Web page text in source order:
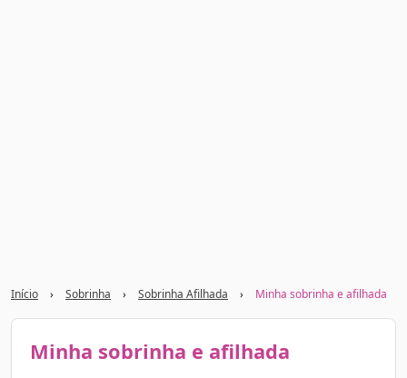
Início › Sobrinha › Sobrinha Afilhada › Minha sobrinha e afilhada
Minha sobrinha e afilhada